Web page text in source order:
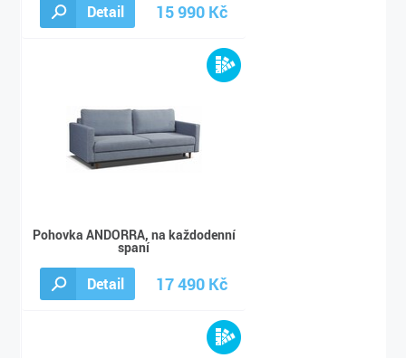
Detail 15 990 Kč
21 650 Kč
Pohovka ANDORRA, na každodenní
spaní
Detail 17 490 Kč
22 740 Kč